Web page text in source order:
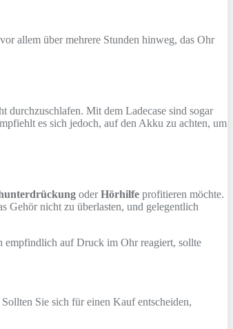
allem über mehrere Stunden hinweg, das Ohr
durchzuschlafen. Mit dem Ladecase sind sogar
es sich jedoch, auf den Akku zu achten, um
oderHörhilfe profitieren möchte.
Gehör nicht zu überlasten, und gelegentlich
empfindlich auf Druck im Ohr reagiert, sollte
Sie sich für einen Kauf entscheiden,